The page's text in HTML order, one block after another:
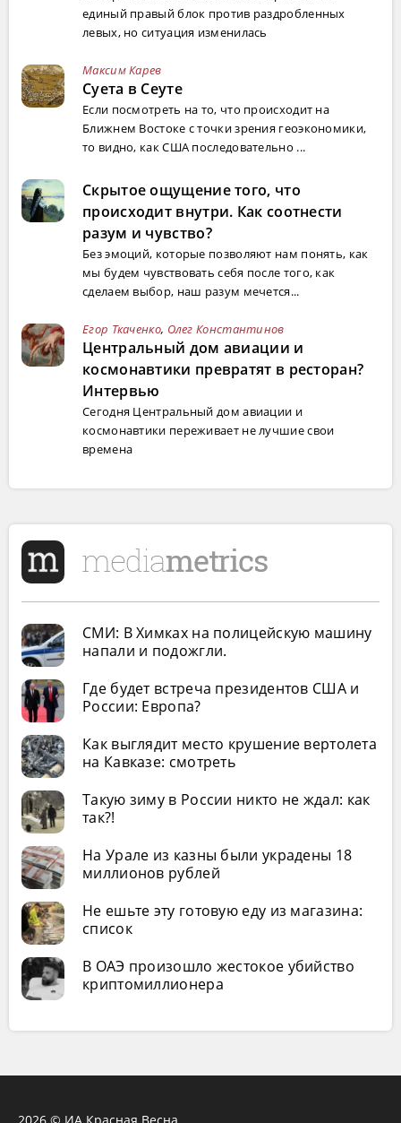
единый правый блок против раздробленных
левых, но ситуация изменилась
Максим Карев
Суета в Сеуте
Если посмотреть на то, что происходит на
Ближнем Востоке с точки зрения геоэкономики,
то видно, как США последовательно ...
Скрытое ощущение того, что
происходит внутри. Как соотнести
разум и чувство?
Без эмоций, которые позволяют нам понять, как
мы будем чувствовать себя после того, как
сделаем выбор, наш разум мечется...
Егор Ткаченко, Олег Константинов
Центральный дом авиации и
космонавтики превратят в ресторан?
Интервью
Сегодня Центральный дом авиации и
космонавтики переживает не лучшие свои
времена
СМИ: В Химках на полицейскую машину
напали и подожгли.
Где будет встреча президентов США и
России: Европа?
Как выглядит место крушение вертолета
на Кавказе: смотреть
Такую зиму в России никто не ждал: как
так?!
На Урале из казны были украдены 18
миллионов рублей
Не ешьте эту готовую еду из магазина:
список
В ОАЭ произошло жестокое убийство
криптомиллионера